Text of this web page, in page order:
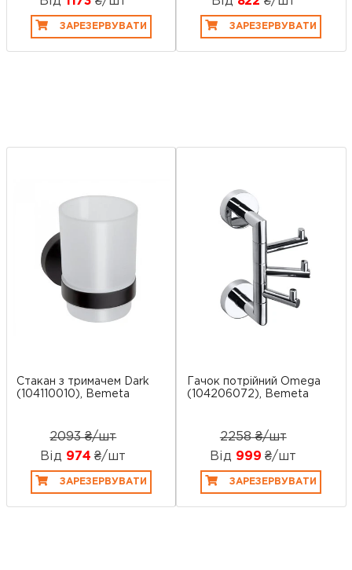
ЗАРЕЗЕРВУВАТИ ЗАРЕЗЕРВУВАТИ
Стакан з тримачем Dark
(104110010), Bemeta
2093 ₴/шт
Від 974₴/шт
ЗАРЕЗЕРВУВАТИ
Гачок потрійний Omega
(104206072), Bemeta
2258 ₴/шт
Від 999₴/шт
ЗАРЕЗЕРВУВАТИ